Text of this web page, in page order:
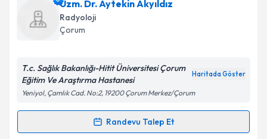
Dr. Recai Gökcaniçin randevu takvimi talebi
oluşturun. Size bu uzmandan randevu almanız için bir
takvim hazırlandığında e-posta ile bilgilendireceğiz.
Kişisel verilerimin işlenmesine ilişkinAydınlatma
'ni okudum ve kişisel verilerimin belirtilen
kapsamda işlenmesini kabul ediyorum.
Uzm. Dr. Aytekin Akyıldız
Radyoloji
Çorum
T.c. Sağlık Bakanlığı-Hitit Üniversitesi Çorum
Eğitim Ve Araştırma Hastanesi
Haritada Göster
Yeniyol, Çamlık Cad. No:2, 19200 Çorum Merkez/Çorum
Randevu Talep Et
Randevu Takvimi Talebi